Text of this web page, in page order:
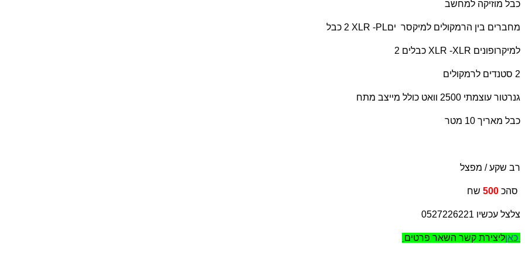
כבל מוזיקה למחשב
מחברים בין הרמקולים למיקסר
2 כבלים XLR -XLR למיקרופונים
2 סטנדים לרמקולים
גנרטור עוצמתי 2500 וואט כולל מייצב מתח
כבל מאריך 10 מטר
רב שקע / מפצל
סהכ 500
צלצל עכשיו 0527226221
ליצירת קשר השאר פרטיםכאן